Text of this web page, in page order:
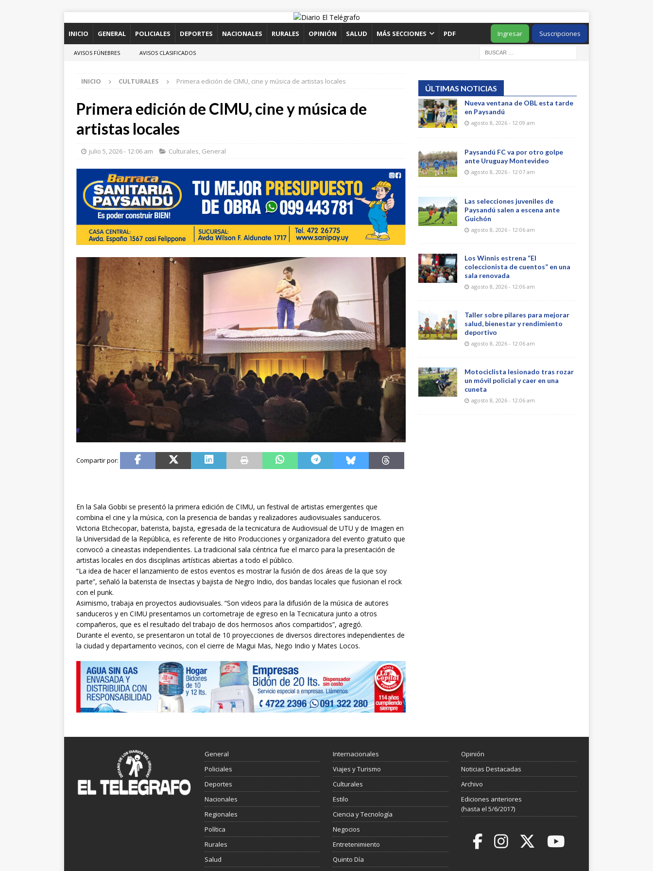
INICIO GENERAL POLICIALES DEPORTES NACIONALES RURALES OPINIÓN SALUD MÁS SECCIONES PDF Suscripciones
Ingresar
AVISOS FÚNEBRES AVISOS CLASIFICADOS
INICIO CULTURALES Primera edición de CIMU, cine y música de artistas locales
Primera edición de CIMU, cine y música de
artistas locales
julio 5, 2026 - 12:06 am Culturales, General
En la Sala Gobbi se presentó la primera edición de CIMU, un festival de artistas emergentes que
combina el cine y la música, con la presencia de bandas y realizadores audiovisuales sanduceros.
Victoria Etchecopar, baterista, bajista, egresada de la tecnicatura de Audiovisual de UTU y de Imagen en
la Universidad de la República, es referente de Hito Producciones y organizadora del evento gratuito que
convocó a cineastas independientes. La tradicional sala céntrica fue el marco para la presentación de
artistas locales en dos disciplinas artísticas abiertas a todo el público.
“La idea de hacer el lanzamiento de estos eventos es mostrar la fusión de dos áreas de la que soy
parte”, señaló la baterista de Insectas y bajista de Negro Indio, dos bandas locales que fusionan el rock
con el punk.
Asimismo, trabaja en proyectos audiovisuales. “Son videos para la difusión de la música de autores
sanduceros y en CIMU presentamos un cortometraje de egreso en la Tecnicatura junto a otros
compañeros, que es el resultado del trabajo de dos hermosos años compartidos”, agregó.
Durante el evento, se presentaron un total de 10 proyecciones de diversos directores independientes de
la ciudad y departamento vecinos, con el cierre de Magui Mas, Nego Indio y Mates Locos.
ÚLTIMAS NOTICIAS
Nueva ventana de OBL esta tarde
en Paysandú
agosto 8, 2026 - 12:09 am
Paysandú FC va por otro golpe
ante Uruguay Montevideo
agosto 8, 2026 - 12:07 am
Las selecciones juveniles de
Paysandú salen a escena ante
Guichón
agosto 8, 2026 - 12:06 am
Los Winnis estrena “El
coleccionista de cuentos” en una
sala renovada
agosto 8, 2026 - 12:06 am
Taller sobre pilares para mejorar
salud, bienestar y rendimiento
deportivo
agosto 8, 2026 - 12:06 am
Motociclista lesionado tras rozar
un móvil policial y caer en una
cuneta
agosto 8, 2026 - 12:06 am
General
Policiales
Deportes
Nacionales
Regionales
Política
Rurales
Salud
Internacionales
Viajes y Turismo
Culturales
Estilo
Ciencia y Tecnología
Negocios
Entretenimiento
Quinto Día
Opinión
Noticias Destacadas
Archivo
Ediciones anteriores
(hasta el 5/6/2017)